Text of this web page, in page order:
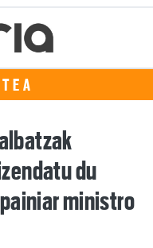
du
ministro